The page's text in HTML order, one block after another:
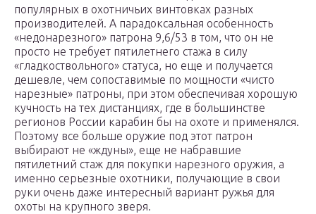
популярных в охотничьих винтовках разных
производителей. А парадоксальная особенность
«недонарезного» патрона 9,6/53 в том, что он не
просто не требует пятилетнего стажа в силу
«гладкоствольного» статуса, но еще и получается
дешевле, чем сопоставимые по мощности «чисто
нарезные» патроны, при этом обеспечивая хорошую
кучность на тех дистанциях, где в большинстве
регионов России карабин бы на охоте и применялся.
Поэтому все больше оружие под этот патрон
выбирают не «ждуны», еще не набравшие
пятилетний стаж для покупки нарезного оружия, а
именно серьезные охотники, получающие в свои
руки очень даже интересный вариант ружья для
охоты на крупного зверя.